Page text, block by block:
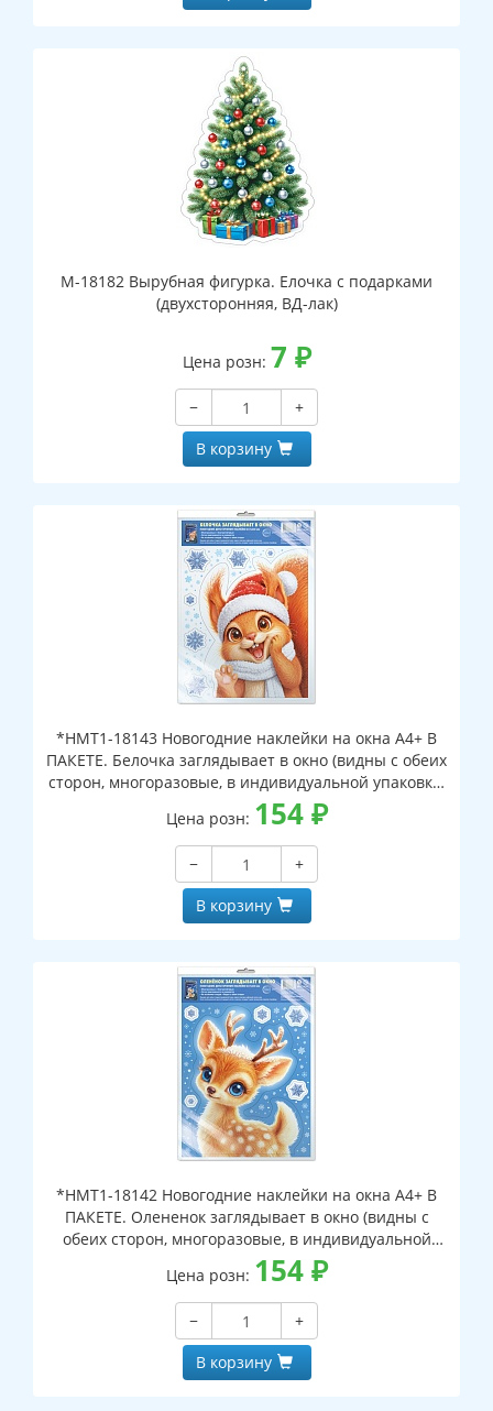
М-18182 Вырубная фигурка. Елочка с подарками
(двухсторонняя, ВД-лак)
Цена розн: 7 ₽
−
+
В корзину
*НМТ1-18143 Новогодние наклейки на окна А4+ В
ПАКЕТЕ. Белочка заглядывает в окно (видны с обеих
сторон, многоразовые, в индивидуальной упаковке,
с европодвесом и клеевым клапаном)
Цена розн: 154₽
−
+
В корзину
*НМТ1-18142 Новогодние наклейки на окна А4+ В
ПАКЕТЕ. Олененок заглядывает в окно (видны с
обеих сторон, многоразовые, в индивидуальной
упаковке, с европодвесом и клеевым клапаном)
Цена розн: 154₽
−
+
В корзину